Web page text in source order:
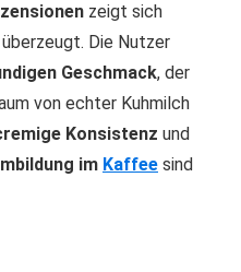
zeigt sich
Die Nutzer
Geschmack, der
von echter Kuhmilch
Konsistenz und
im Kaffee sind